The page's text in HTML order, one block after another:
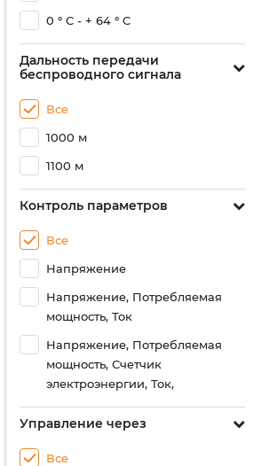
0 ° C - + 64 ° C
Дальность передачи
беспроводного сигнала
Все
1000 м
1100 м
Контроль параметров
Все
Напряжение
Напряжение, Потребляемая
мощность, Ток
Напряжение, Потребляемая
мощность, Счетчик
электроэнергии, Ток,
Управление через
Все